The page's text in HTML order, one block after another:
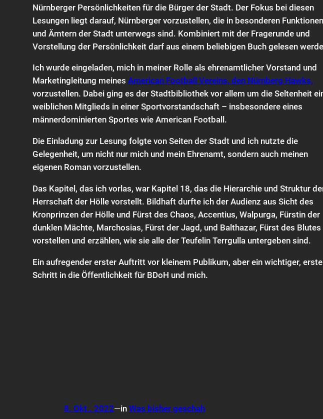
Nürnberger Persönlichkeiten für die Bürger der Stadt. Der Fokus bei diesen
Lesungen liegt darauf, Nürnberger vorzustellen, die in besonderen Funktionen
und Ämtern der Stadt unterwegs sind. Kombiniert mit der Fragerunde und
Vorstellung der Persönlichkeit darf aus einem beliebigen Buch gelesen
Ich wurde eingeladen, mich in meiner Rolle als ehrenamtlicher Vorstand und
Marketingleitung meines American Football Vereins, den Nürnberg Hawks,
vorzustellen. Dabei ging es der Stadtbibliothek vor allem um die Seltenheit
weiblichen Mitglieds in einer Sportvorstandschaft – insbesondere eines
männerdominierten Sportes wie American Football.
Die Einladung zur Lesung folgte von Seiten der Stadt und ich nutzte die
Gelegenheit, um nicht nur mich und mein Ehrenamt, sondern auch meinen
eigenen Roman vorzustellen.
Das Kapitel, das ich vorlas, war Kapitel 18, das die Hierarchie und Struktur
Herrschaft der Hölle vorstellt. Bildhaft durfte ich der Audienz aus Sicht des
Kronprinzen der Hölle und Fürst des Chaos, Accentius, Walpurga, Fürstin der
dunklen Mächte, Marchosias, Fürst der Jagd, und Balthazar, Fürst des Blutes
vorstellen und erzählen, wie sie alle der Teufelin Terrgulla untergeben sind.
Ein aufregender erster Auftritt vor kleinem Publikum, aber ein wichtiger,
Schritt in die Öffentlichkeit für BDoH und mich.
8. Okt.. 2022—in Was bisher geschah